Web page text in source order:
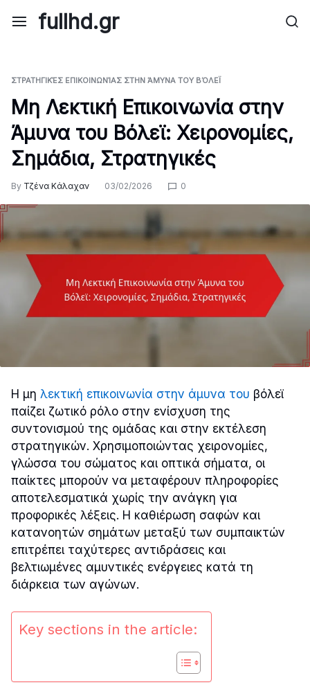
fullhd.gr
ΣΤΡΑΤΗΓΙΚΈΣ ΕΠΙΚΟΙΝΩΝΊΑΣ ΣΤΗΝ ΆΜΥΝΑ ΤΟΥ ΒΌΛΕΪ
Μη Λεκτική Επικοινωνία στην
Άμυνα του Βόλεϊ: Χειρονομίες,
Σημάδια, Στρατηγικές
By Τζένα Κάλαχαν 03/02/2026 0
Η μη λεκτική επικοινωνία στην άμυνα του βόλεϊ
παίζει ζωτικό ρόλο στην ενίσχυση της
συντονισμού της ομάδας και στην εκτέλεση
στρατηγικών. Χρησιμοποιώντας χειρονομίες,
γλώσσα του σώματος και οπτικά σήματα, οι
παίκτες μπορούν να μεταφέρουν πληροφορίες
αποτελεσματικά χωρίς την ανάγκη για
προφορικές λέξεις. Η καθιέρωση σαφών και
κατανοητών σημάτων μεταξύ των συμπαικτών
επιτρέπει ταχύτερες αντιδράσεις και
βελτιωμένες αμυντικές ενέργειες κατά τη
διάρκεια των αγώνων.
Key sections in the article: